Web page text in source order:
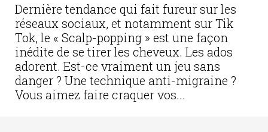
Dernière tendance qui fait fureur sur les
réseaux sociaux, et notamment sur Tik
Tok, le « Scalp-popping » est une façon
inédite de se tirer les cheveux. Les ados
adorent. Est-ce vraiment un jeu sans
danger ? Une technique anti-migraine ?
Vous aimez faire craquer vos...